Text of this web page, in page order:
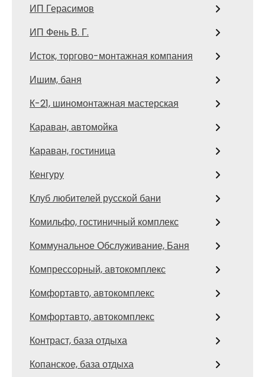
ИП Герасимов
ИП Фень В. Г.
Исток, торгово-монтажная компания
Ишим, баня
К-21, шиномонтажная мастерская
Караван, автомойка
Караван, гостиница
Кенгуру
Клуб любителей русской бани
Комильфо, гостиничный комплекс
Коммунальное Обслуживание, Баня
Компрессорный, автокомплекс
Комфортавто, автокомплекс
Комфортавто, автокомплекс
Контраст, база отдыха
Копанское, база отдыха